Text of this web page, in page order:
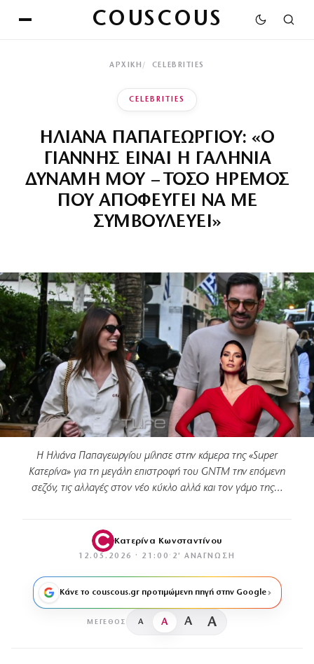
COUSCOUS
ΑΡΧΙΚΉ CELEBRITIES
CELEBRITIES
ΗΛΙΑΝΑ ΠΑΠΑΓΕΩΡΓΙΟΥ: «Ο
ΓΙΑΝΝΗΣ ΕΙΝΑΙ Η ΓΑΛΗΝΙΑ
ΔΥΝΑΜΗ ΜΟΥ – ΤΟΣΟ ΗΡΕΜΟΣ
ΠΟΥ ΑΠΟΦΕΥΓΕΙ ΝΑ ΜΕ
ΣΥΜΒΟΥΛΕΥΕΙ»
Η Ηλιάνα Παπαγεωργίου μίλησε στην κάμερα της «Super
Κατερίνα» για τη μεγάλη επιστροφή του GNTM την επόμενη
σεζόν, τις αλλαγές στον νέο κύκλο αλλά και τον γάμο της…
Κατερίνα Κωνσταντίνου
12.05.2026 · 21:00 · 2′ ΑΝΆΓΝΩΣΗ
Κάνε το couscous.gr προτιμώμενη πηγή στην Google
ΜΈΓΕΘΟΣ A A A A